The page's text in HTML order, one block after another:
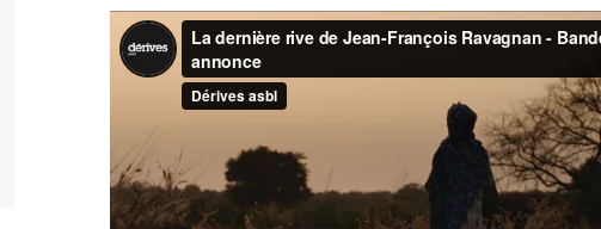
Quantité
Protagonistes :Jabu Kandeh Sabally,Pateh Alhaji
Sabally, Yerro Sabally,Ibrahima Diallo
Photographie :Thomas Schira
Musique :Jean Kapsa
Montage :
Production :
Dérives,Michigan Films
Wallonie
Image Production
Sténopé ,Les Films D’Ici,
Shelter Prod